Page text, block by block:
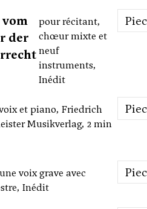
vom
der
pour récitant,
chœur mixte et
neuf
instruments,
Inédit
et piano, Friedrich
Musikverlag, 2 min
voix grave avec
Inédit